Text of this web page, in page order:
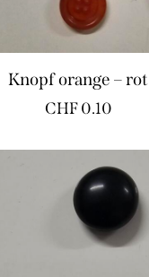
Knopf orange – rot
CHF0.10